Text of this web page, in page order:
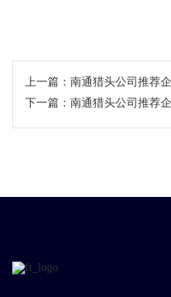
上一篇： 南通猎头公司推荐
下一篇： 南通猎头公司推荐